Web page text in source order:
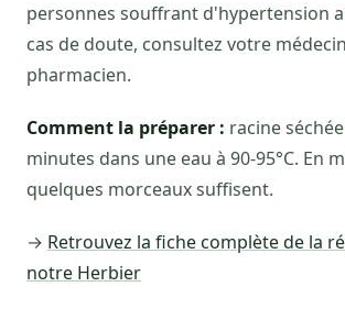
personnes souffrant d'hypertension
cas de doute, consultez votre
pharmacien.
Comment la préparer : racine
minutes dans une eau à 90-95°C. En
quelques morceaux suffisent.
→ Retrouvez la fiche complète de la
notre Herbier